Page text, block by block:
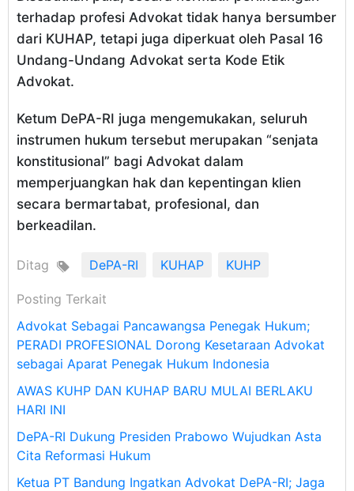
terhadap profesi Advokat tidak hanya bersumber
dari KUHAP, tetapi juga diperkuat oleh Pasal 16
Undang-Undang Advokat serta Kode Etik
Advokat.
Ketum DePA-RI juga mengemukakan, seluruh
instrumen hukum tersebut merupakan “senjata
konstitusional” bagi Advokat dalam
memperjuangkan hak dan kepentingan klien
secara bermartabat, profesional, dan
berkeadilan.
Ditag DePA-RI KUHAP KUHP
Posting Terkait
Advokat Sebagai Pancawangsa Penegak Hukum;
PERADI PROFESIONAL Dorong Kesetaraan Advokat
sebagai Aparat Penegak Hukum Indonesia
AWAS KUHP DAN KUHAP BARU MULAI BERLAKU
HARI INI
DePA-RI Dukung Presiden Prabowo Wujudkan Asta
Cita Reformasi Hukum
Ketua PT Bandung Ingatkan Advokat DePA-RI; Jaga